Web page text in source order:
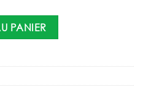
PANIER